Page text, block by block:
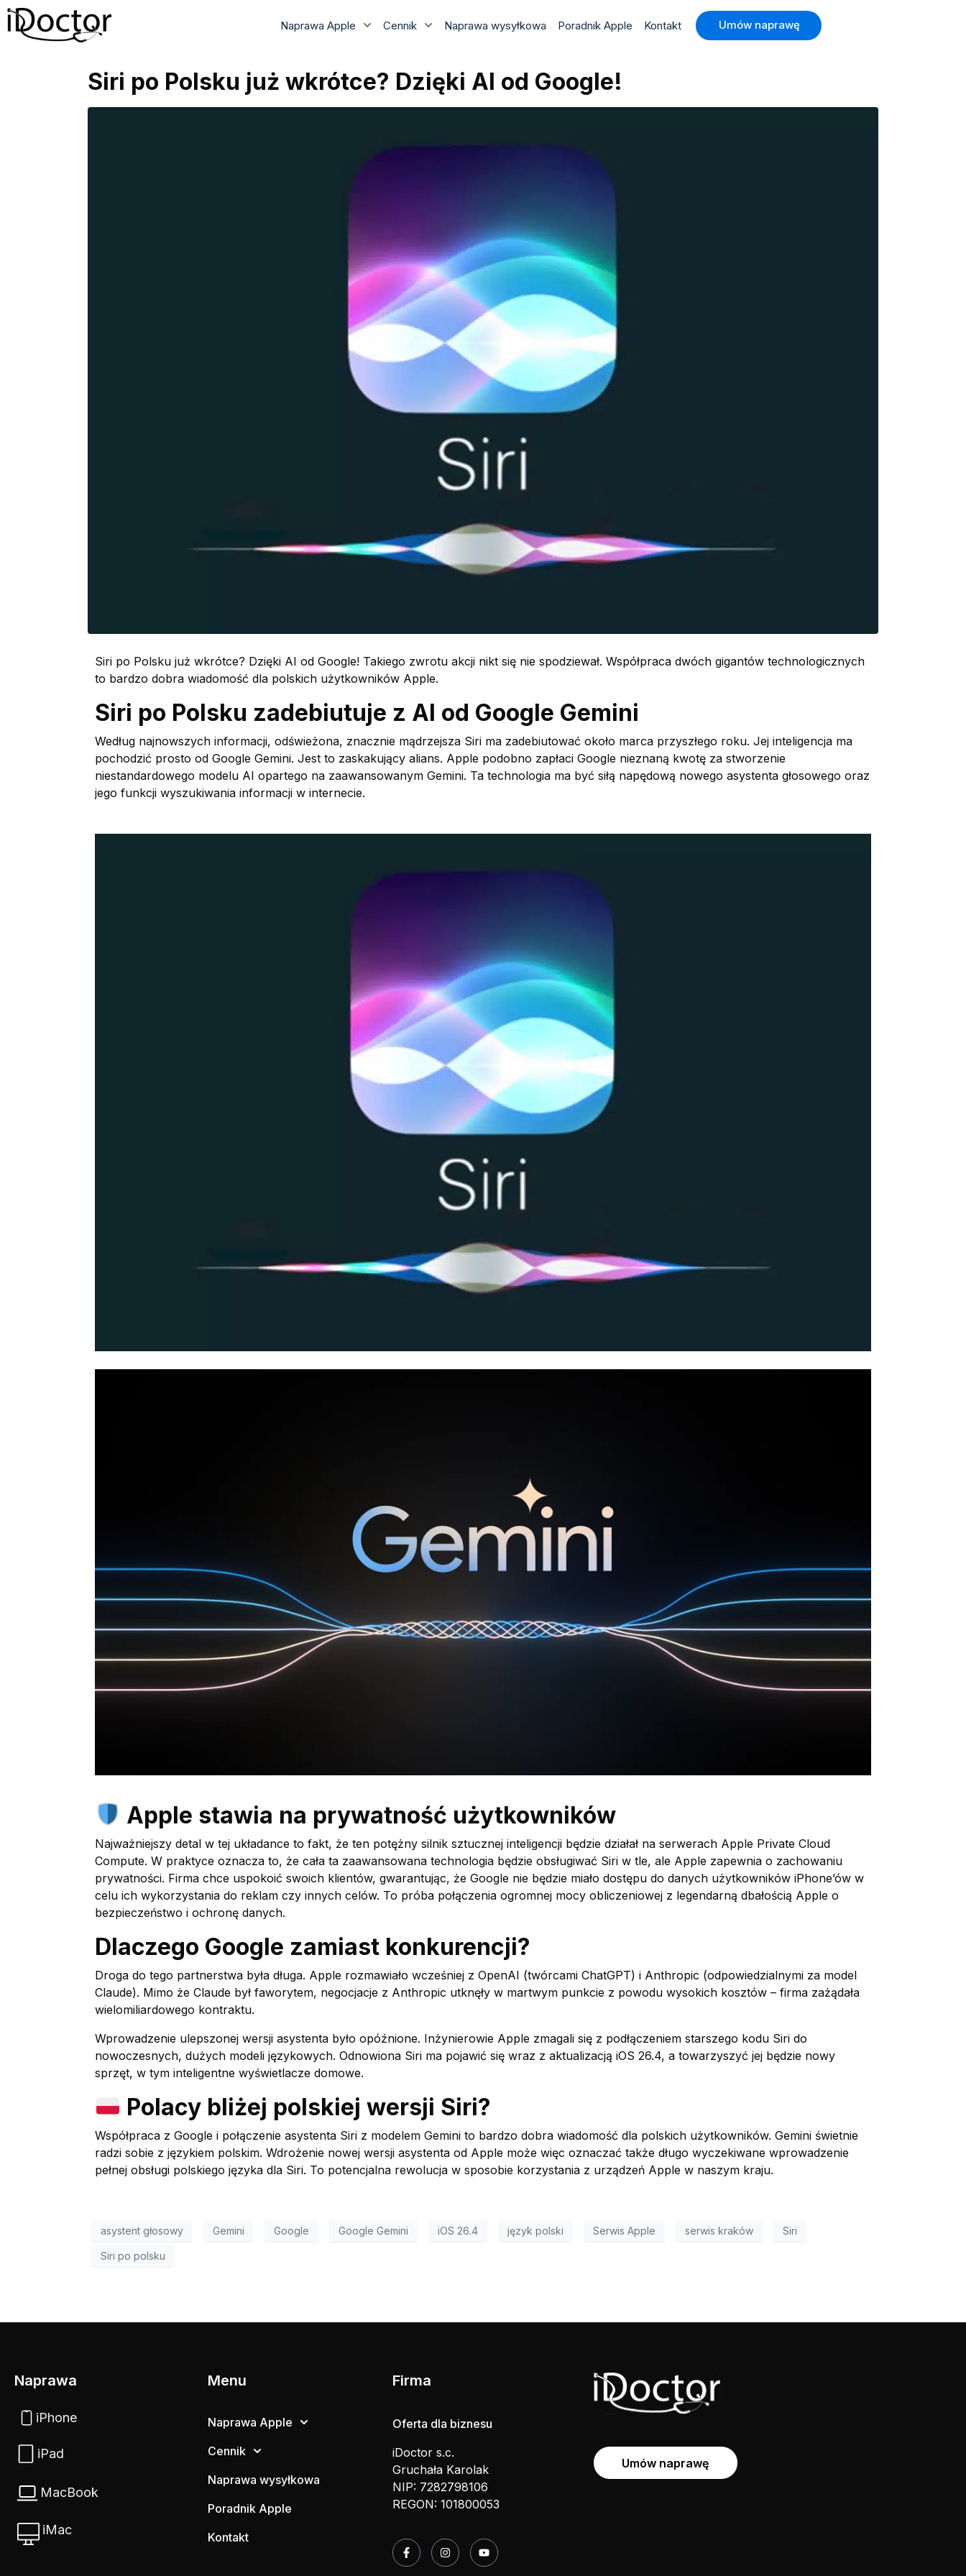
Naprawa Apple Cennik Naprawa wysyłkowa Poradnik Apple Kontakt Umów naprawę
Siri po Polsku już wkrótce? Dzięki AI od Google!
Siri po Polsku już wkrótce? Dzięki AI od Google! Takiego zwrotu akcji nikt się nie spodziewał. Współpraca dwóch gigantów technologicznych
to bardzo dobra wiadomość dla polskich użytkowników Apple.
Siri po Polsku zadebiutuje z AI od Google Gemini
Według najnowszych informacji, odświeżona, znacznie mądrzejsza Siri ma zadebiutować około marca przyszłego roku. Jej inteligencja ma
pochodzić prosto od Google Gemini. Jest to zaskakujący alians. Apple podobno zapłaci Google nieznaną kwotę za stworzenie
niestandardowego modelu AI opartego na zaawansowanym Gemini. Ta technologia ma być siłą napędową nowego asystenta głosowego oraz
jego funkcji wyszukiwania informacji w internecie.
Apple stawia na prywatność użytkowników
Najważniejszy detal w tej układance to fakt, że ten potężny silnik sztucznej inteligencji będzie działał na serwerach Apple Private Cloud
Compute. W praktyce oznacza to, że cała ta zaawansowana technologia będzie obsługiwać Siri w tle, ale Apple zapewnia o zachowaniu
prywatności. Firma chce uspokoić swoich klientów, gwarantując, że Google nie będzie miało dostępu do danych użytkowników iPhone’ów w
celu ich wykorzystania do reklam czy innych celów. To próba połączenia ogromnej mocy obliczeniowej z legendarną dbałością Apple o
bezpieczeństwo i ochronę danych.
Dlaczego Google zamiast konkurencji?
Droga do tego partnerstwa była długa. Apple rozmawiało wcześniej z OpenAI (twórcami ChatGPT) i Anthropic (odpowiedzialnymi za model
Claude). Mimo że Claude był faworytem, negocjacje z Anthropic utknęły w martwym punkcie z powodu wysokich kosztów – firma zażądała
wielomiliardowego kontraktu.
Wprowadzenie ulepszonej wersji asystenta było opóźnione. Inżynierowie Apple zmagali się z podłączeniem starszego kodu Siri do
nowoczesnych, dużych modeli językowych. Odnowiona Siri ma pojawić się wraz z aktualizacją iOS 26.4, a towarzyszyć jej będzie nowy
sprzęt, w tym inteligentne wyświetlacze domowe.
Polacy bliżej polskiej wersji Siri?
Współpraca z Google i połączenie asystenta Siri z modelem Gemini to bardzo dobra wiadomość dla polskich użytkowników. Gemini świetnie
radzi sobie z językiem polskim. Wdrożenie nowej wersji asystenta od Apple może więc oznaczać także długo wyczekiwane wprowadzenie
pełnej obsługi polskiego języka dla Siri. To potencjalna rewolucja w sposobie korzystania z urządzeń Apple w naszym kraju.
asystent głosowy Gemini Google Google Gemini iOS 26.4 język polski Serwis Apple serwis kraków Siri
Siri po polsku
Naprawa
iPhone
iPad
MacBook
iMac
Menu
Naprawa Apple
Cennik
Naprawa wysyłkowa
Poradnik Apple
Kontakt
Firma
Oferta dla biznesu
iDoctor s.c.
Gruchała Karolak
NIP: 7282798106
REGON: 101800053
Umów naprawę